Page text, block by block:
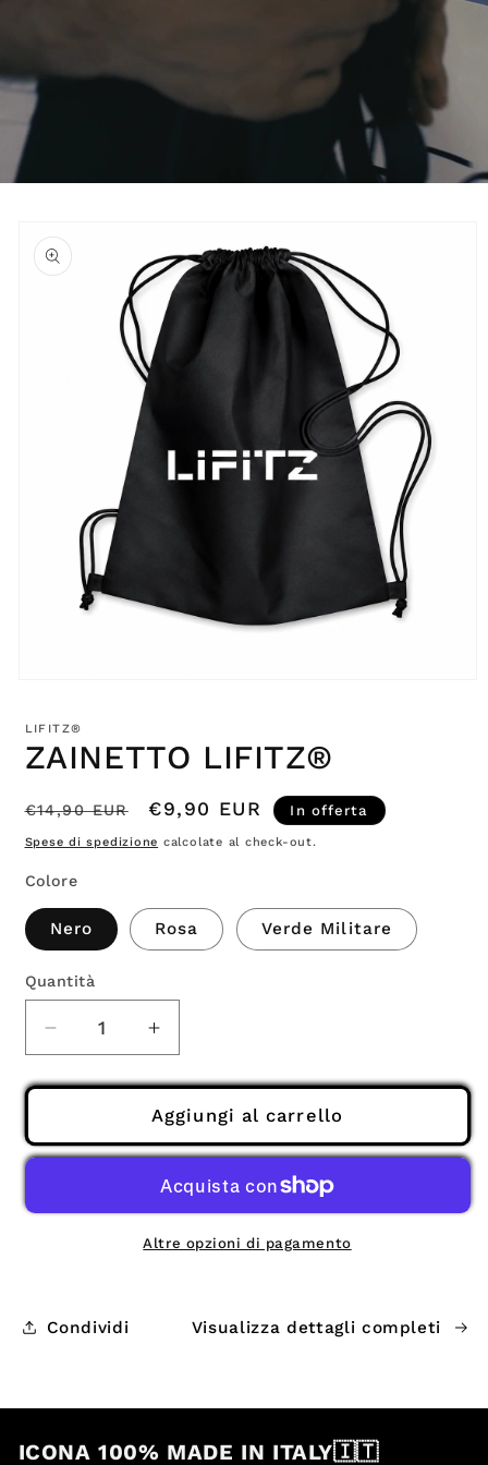
informazioni
sul prodotto
in
finestra
LIFITZ®
ZAINETTO LIFITZ®
Prezzo
di
€14,90 EUR
Prezzo
scontato
€9,90 EUR In offerta
Spese di spedizione calcolate al check-out.
Colore
Nero Rosa Verde Militare
Quantità
Quantità
Diminuisci
quantità
per
ZAINETTO
LIFITZ®
Aumenta
quantità
per
ZAINETTO
LIFITZ®
Aggiungi al carrello
Altre opzioni di pagamento
Condividi Visualizza dettagli completi
ICONA 100% MADE IN ITALY🇮🇹